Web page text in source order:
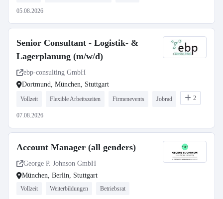
05.08.2026
Senior Consultant - Logistik- &
Lagerplanung (m/w/d)
ebp-consulting GmbH
Dortmund, München, Stuttgart
Vollzeit Flexible Arbeitszeiten Firmenevents Jobrad 2
07.08.2026
Account Manager (all genders)
George P. Johnson GmbH
München, Berlin, Stuttgart
Vollzeit Weiterbildungen Betriebsrat